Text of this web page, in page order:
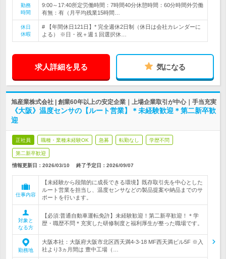
勤務
時間
9:00～17:40所定労働時間：7時間40分休憩時間：60分時間外労働
有無：有（月平均残業15時間…
休日
休暇
# 【年間休日121日】* 完全週休2日制（休日は会社カレンダーに
よる） ※日・祝＋週１回選択休…
求人詳細を見る 気になる
旭産業株式会社 | 創業60年以上の安定企業｜上場企業取引が中心｜手当充実
《大阪》温度センサの【ルート営業】＊未経験歓迎＊第二新卒歓
迎
正社員 職種・業種未経験OK 急募 転勤なし 学歴不問
第二新卒歓迎
情報更新日：2026/03/10 終了予定日： 2026/09/07
仕事内容
【未経験から段階的に成長できる環境】既存取引先を中心とした
ルート営業を担当し、温度センサなどの製品提案や納品までのサ
ポートを行います。
対象と
なる方
【必須:普通自動車運転免許】未経験歓迎！第二新卒歓迎！＊学
歴・職歴不問＊充実した研修制度と福利厚生が整った職場です。
勤務地
大阪本社：大阪府大阪市北区西天満4-3-18 MF西天満ビル5F ※入
社より3ヵ月間は 豊中工場（…